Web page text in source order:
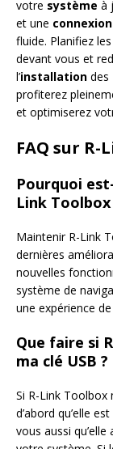
votre système à
et une connexion
fluide. Planifiez les
devant vous et
l’installation des
profiterez
et optimiserez
FAQ sur
Pourquoi
Link
Maintenir R-Link
dernières
nouvelles
système de
une expérience
Que faire si
ma clé USB ?
Si R-Link Toolbox
d’abord qu’elle
vous aussi